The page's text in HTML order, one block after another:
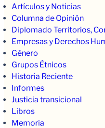
Artículos y Noticias
Columna de Opinión
Diplomado Territorios,
Empresas y Derechos
Género
Grupos Étnicos
Historia Reciente
Informes
Justicia transicional
Libros
Memoria